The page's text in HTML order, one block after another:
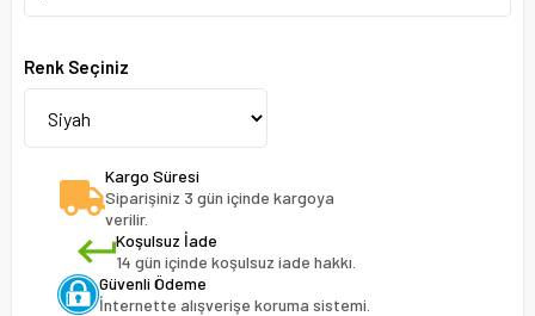
Renk Seçiniz
Kargo Süresi
Siparişiniz 3 gün içinde kargoya
verilir.
Koşulsuz İade
14 gün içinde koşulsuz iade hakkı.
Güvenli Ödeme
İnternette alışverişe koruma sistemi.